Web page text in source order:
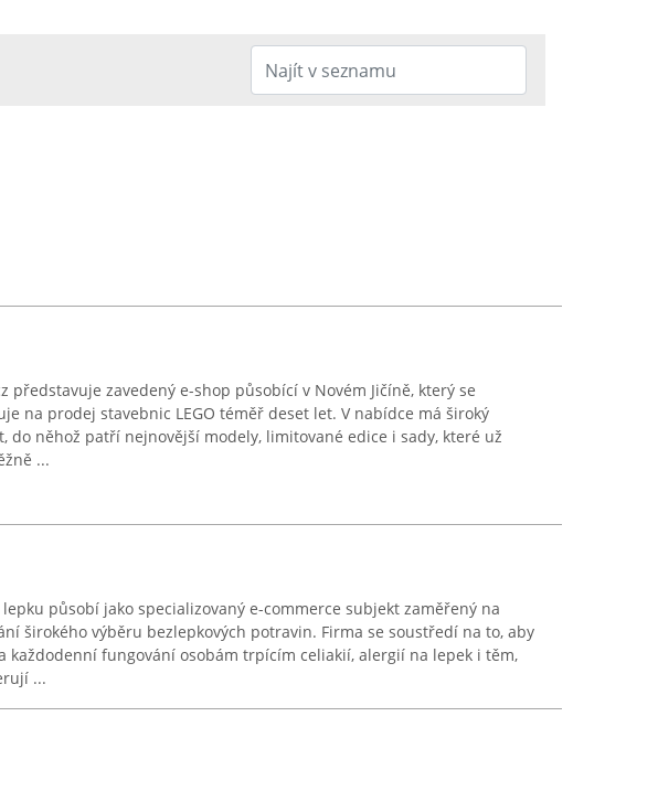
představuje zavedený e-shop působící v Novém Jičíně, který se
na prodej stavebnic LEGO téměř deset let. V nabídce má široký
do něhož patří nejnovější modely, limitované edice i sady, které už
...
působí jako specializovaný e-commerce subjekt zaměřený na
širokého výběru bezlepkových potravin. Firma se soustředí na to, aby
každodenní fungování osobám trpícím celiakií, alergií na lepek i těm,
...